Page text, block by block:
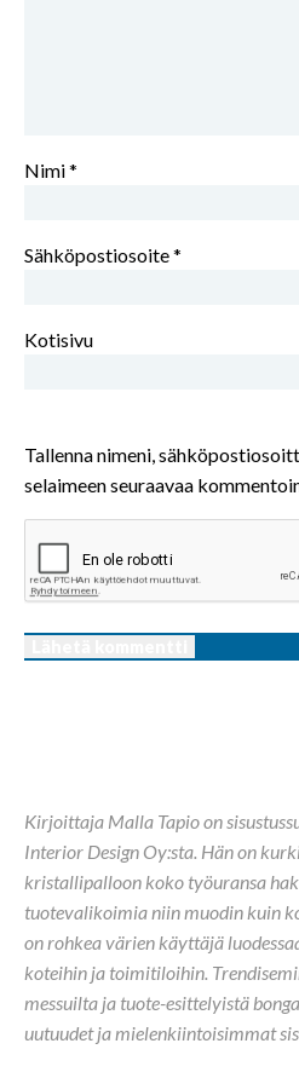
Nimi*
Sähköpostiosoite*
Kotisivu
Tallenna nimeni,
selaimeen seuraavaa
Kirjoittaja Malla Tapio on
Interior Design Oy:sta. Hän on
kristallipalloon koko työuransa
tuotevalikoimia niin muodin kuin
on rohkea värien käyttäjä
koteihin ja toimitiloihin.
messuilta ja tuote-esittelyistä
uutuudet ja mielenkiintoisimmat